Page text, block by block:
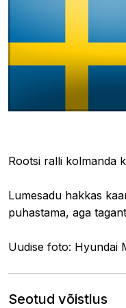
Rootsi ralli kolmanda
Lumesadu hakkas
puhastama, aga
Uudise foto: Hyundai
Seotud võistlus